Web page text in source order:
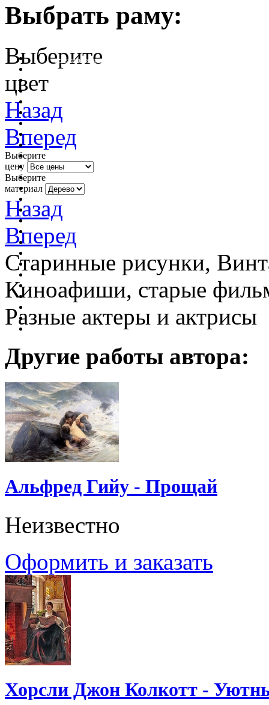
Выбрать раму:
очистить фильтр цвета
Выберите
цвет
Назад
Вперед
Выберите
цену
Выберите
материал
Назад
Вперед
Старинные рисунки,
Киноафиши, старые
Разные актеры и актрисы
Другие работы автора:
Альфред Гийу - Прощай
Неизвестно
Оформить и заказать
Хорсли Джон Колкотт -